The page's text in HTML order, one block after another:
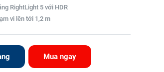
RightLight 5 với HDR
vi lên tới 1,2 m
Mua ngay